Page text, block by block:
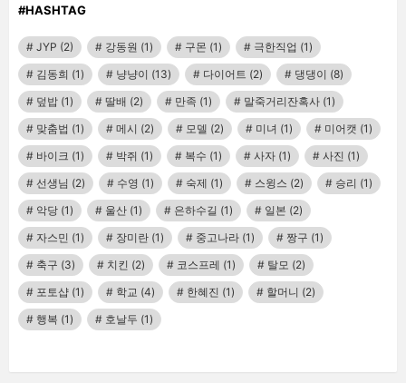
#HASHTAG
JYP (2) 강동원 (1) 구몬 (1) 극한직업 (1)
김동희 (1) 냥냥이 (13) 다이어트 (2) 댕댕이 (8)
덮밥 (1) 딸배 (2) 만족 (1) 말죽거리잔혹사 (1)
맞춤법 (1) 메시 (2) 모델 (2) 미녀 (1) 미어캣 (1)
바이크 (1) 박쥐 (1) 복수 (1) 사자 (1) 사진 (1)
선생님 (2) 수영 (1) 숙제 (1) 스윙스 (2) 승리 (1)
악당 (1) 울산 (1) 은하수길 (1) 일본 (2)
자스민 (1) 장미란 (1) 중고나라 (1) 짱구 (1)
축구 (3) 치킨 (2) 코스프레 (1) 탈모 (2)
포토샵 (1) 학교 (4) 한혜진 (1) 할머니 (2)
행복 (1) 호날두 (1)